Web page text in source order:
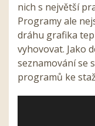
nich s největší
Programy ale
dráhu grafika
vyhovovat. Jako
seznamování se
programů ke